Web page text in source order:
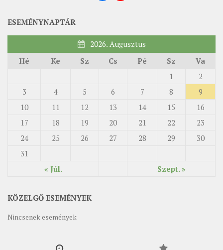
ESEMÉNYNAPTÁR
2026. Augusztus
Hé
Ke Sz Cs Pé Sz Va
« Júl. Szept. »
1
2
3
4 5 6 7 8
9
10
11 12 13 14 15
16
17
18 19 20 21 22
23
24
25 26 27 28 29
30
31
KÖZELGŐ ESEMÉNYEK
Nincsenek események